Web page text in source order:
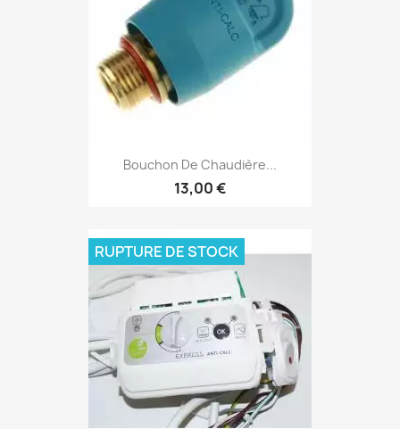
Bouchon De Chaudière...
13,00 €
RUPTURE DE STOCK